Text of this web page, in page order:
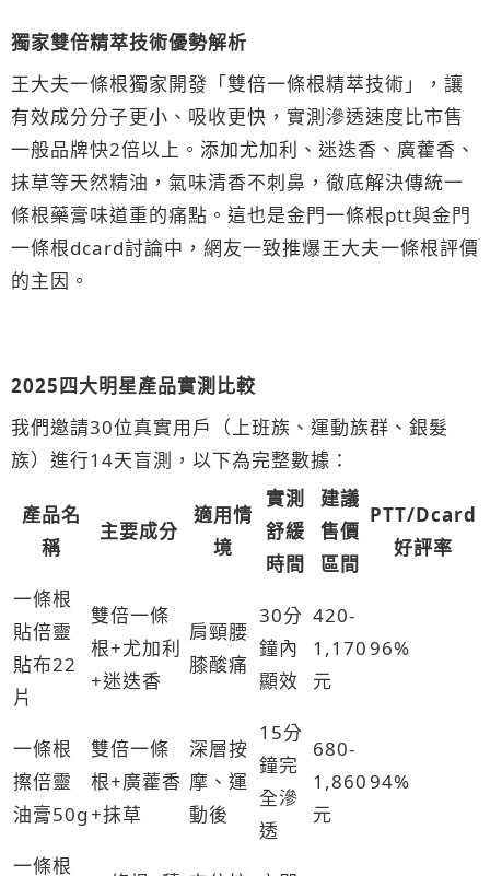
獨家雙倍精萃技術優勢解析
王大夫一條根獨家開發「雙倍一條根精萃技術」，讓
有效成分分子更小、吸收更快，實測滲透速度比市售
一般品牌快2倍以上。添加尤加利、迷迭香、廣藿香、
抹草等天然精油，氣味清香不刺鼻，徹底解決傳統一
條根藥膏味道重的痛點。這也是金門一條根ptt與金門
一條根dcard討論中，網友一致推爆王大夫一條根評價
的主因。
2025四大明星產品實測比較
我們邀請30位真實用戶（上班族、運動族群、銀髮
族）進行14天盲測，以下為完整數據：
產品名
稱
主要成分
適用情
境
實測
舒緩
時間
建議
售價
區間
PTT/Dcard
好評率
一條根
貼倍靈
貼布22
片
雙倍一條
根+尤加利
+迷迭香
肩頸腰
膝酸痛
30分
鐘內
顯效
420-
1,170
元
96%
一條根
擦倍靈
油膏50g
雙倍一條
根+廣藿香
+抹草
深層按
摩、運
動後
15分
鐘完
全滲
透
680-
1,860
元
94%
一條根